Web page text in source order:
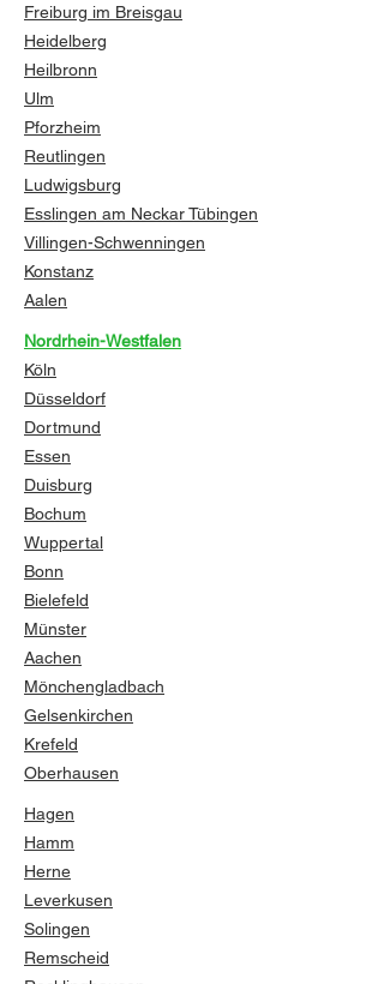
Freiburg im Breisgau
Heidelberg
Heilbronn
Ulm
Pforzheim
Reutlingen
Ludwigsburg
Esslingen am NeckarTübingen
Villingen-Schwenningen
Konstanz
Aalen
Nordrhein-Westfalen
Köln
Düsseldorf
Dortmund
Essen
Duisburg
Bochum
Wuppertal
Bonn
Bielefeld
Münster
Aachen
Mönchengladbach
Gelsenkirchen
Krefeld
Oberhausen
Hagen
Hamm
Herne
Leverkusen
Solingen
Remscheid